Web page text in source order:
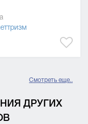
Смотреть еще..
ДРУГИХ